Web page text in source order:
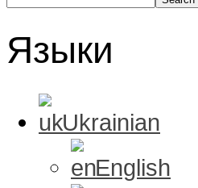
Языки
Ukrainian
English